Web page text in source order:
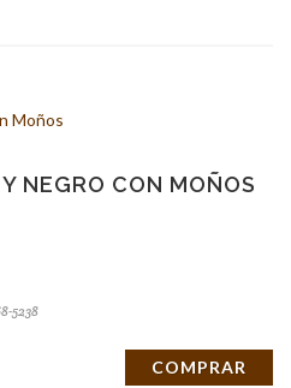
NEGRO CON MOÑOS
5238
COMPRAR